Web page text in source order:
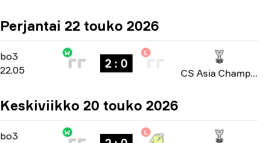
Perjantai 22 touko 2026
bo3 -bo3
22.05
W
2 : 0
L
CS Asia Championships 2026
Keskiviikko 20 touko 2026
bo3 -bo3
W L